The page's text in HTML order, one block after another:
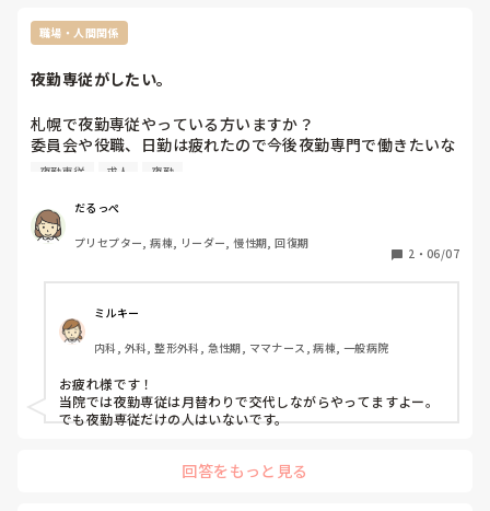
職場・人間関係
夜勤専従がしたい。
札幌で夜勤専従やっている方いますか？
委員会や役職、日勤は疲れたので今後夜勤専門で働きたいな
と思っています。夜勤は、少ない人数で行動できるし、なん
自分で探した所、施設しか求人がなく病院の夜勤専従はない
のか教えていただきたいです。
夜勤専従 求人 夜勤
だるっぺ
プリセプター, 病棟, リーダー, 慢性期, 回復期
2 ・ 06/07
ミルキー
内科, 外科, 整形外科, 急性期, ママナース, 病棟, 一般病院
お疲れ様です！
当院では夜勤専従は月替わりで交代しながらやってますよー。
でも夜勤専従だけの人はいないです。
回答をもっと見る